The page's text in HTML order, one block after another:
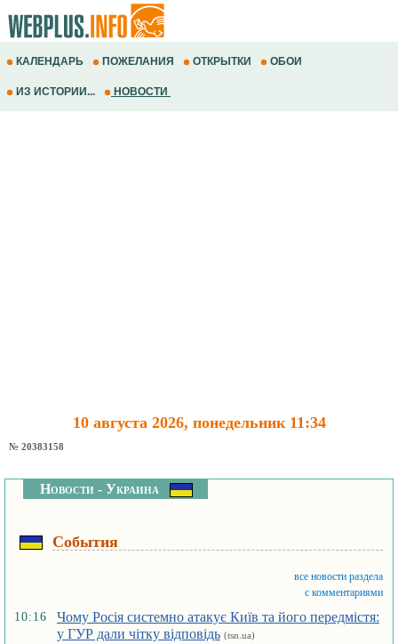
КАЛЕНДАРЬ ПОЖЕЛАНИЯ ОТКРЫТКИ ОБОИ
ИЗ ИСТОРИИ... НОВОСТИ
10 августа 2026, понедельник 11:34
№ 20383158
Новости - Украина
События
все новости раздела
с комментариями
10:16
Чому Росія системно атакує Київ та його передмістя:
у ГУР дали чітку відповідь (tsn.ua)